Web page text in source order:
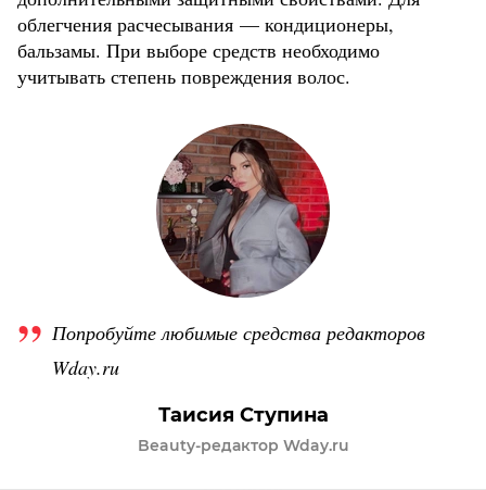
облегчения расчесывания — кондиционеры,
бальзамы. При выборе средств необходимо
учитывать степень повреждения волос.
Попробуйте любимые средства редакторов
Wday.ru
Таисия Ступина
Beauty-редактор Wday.ru